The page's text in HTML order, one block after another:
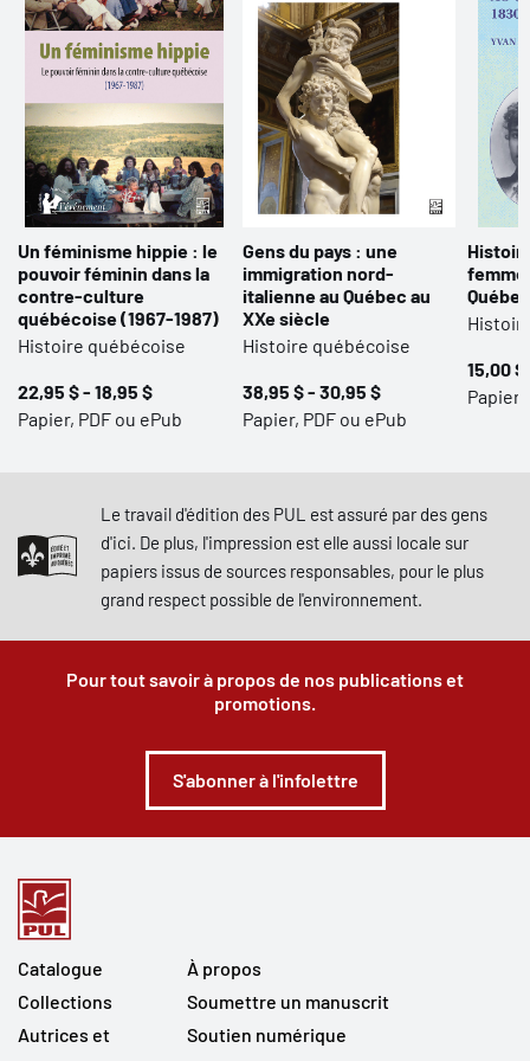
Un féminisme hippie : le
pouvoir féminin dans la
contre-culture
québécoise (1967-1987)
Histoire québécoise
22,95 $ - 18,95 $
Papier, PDF ou ePub
Gens du pays : une
immigration nord-
italienne au Québec au
XXe siècle
Histoire québécoise
38,95 $ - 30,95 $
Papier, PDF ou ePub
15,00 $
Papier,
Le travail d'édition des PUL est assuré par des gens
d'ici. De plus, l'impression est elle aussi locale sur
papiers issus de sources responsables, pour le plus
grand respect possible de l'environnement.
Pour tout savoir à propos de nos publications et
promotions.
S'abonner à l'infolettre
Catalogue
Collections
Autrices et
À propos
Soumettre un manuscrit
Soutien numérique